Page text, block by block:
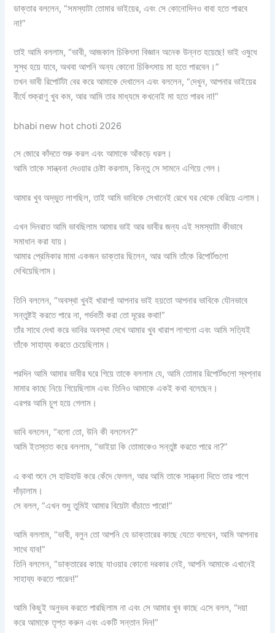
ডাক্তার বললেন, “সমস্যাটা তোমার ভাইয়ের, এবং সে কোনোদিনও বাবা হতে পারবে
না!”
তাই আমি বললাম, “ভাবী, আজকাল চিকিৎসা বিজ্ঞান অনেক উন্নত হয়েছে! ভাই ওষুধে
সুস্থ হয়ে যাবে, অথবা আপনি অন্য কোনো চিকিৎসায় মা হতে পারবেন।”
তখন ভাবী রিপোর্টটা বের করে আমাকে দেখালেন এবং বললেন, “দেখুন, আপনার ভাইয়ের
বীর্যে শুক্রাণু খুব কম, আর আমি তার মাধ্যমে কখনোই মা হতে পারব না!”
bhabi new hot choti 2026
সে জোরে কাঁদতে শুরু করল এবং আমাকে আঁকড়ে ধরল।
আমি তাকে সান্ত্বনা দেওয়ার চেষ্টা করলাম, কিন্তু সে সামনে এগিয়ে গেল।
আমার খুব অদ্ভুত লাগছিল, তাই আমি ভাবিকে সেখানেই রেখে ঘর থেকে বেরিয়ে এলাম।
এখন দিনরাত আমি ভাবছিলাম আমার ভাই আর ভাবীর জন্য এই সমস্যাটা কীভাবে
সমাধান করা যায়।
আমার প্রেমিকার মামা একজন ডাক্তার ছিলেন, আর আমি তাঁকে রিপোর্টগুলো
দেখিয়েছিলাম।
তিনি বললেন, “অবস্থা খুবই খারাপ! আপনার ভাই হয়তো আপনার ভাবিকে যৌনভাবে
সন্তুষ্টই করতে পারে না, গর্ভবতী করা তো দূরের কথা!”
তাঁর সাথে দেখা করে ভাবির অবস্থা দেখে আমার খুব খারাপ লাগলো এবং আমি সত্যিই
তাঁকে সাহায্য করতে চেয়েছিলাম।
পরদিন আমি আমার ভাবীর ঘরে গিয়ে তাকে বললাম যে, আমি তোমার রিপোর্টগুলো স্বপ্নার
মামার কাছে নিয়ে গিয়েছিলাম এবং তিনিও আমাকে একই কথা বলেছেন।
এরপর আমি চুপ হয়ে গেলাম।
ভাবি বললেন, “বলো তো, উনি কী বললেন?”
আমি ইতস্তত করে বললাম, “ভাইয়া কি তোমাকেও সন্তুষ্ট করতে পারে না?”
এ কথা শুনে সে হাউহাউ করে কেঁদে ফেলল, আর আমি তাকে সান্ত্বনা দিতে তার পাশে
দাঁড়ালাম।
সে বলল, “এখন শুধু তুমিই আমার বিয়েটা বাঁচাতে পারো!”
আমি বললাম, “ভাবী, বলুন তো আপনি যে ডাক্তারের কাছে যেতে বলবেন, আমি আপনার
সাথে যাব!”
তিনি বললেন, “ডাক্তারের কাছে যাওয়ার কোনো দরকার নেই, আপনি আমাকে এখানেই
সাহায্য করতে পারেন!”
আমি কিছুই অনুভব করতে পারছিলাম না এবং সে আমার খুব কাছে এসে বলল, “দয়া
করে আমাকে তৃপ্ত করুন এবং একটি সন্তান দিন!”